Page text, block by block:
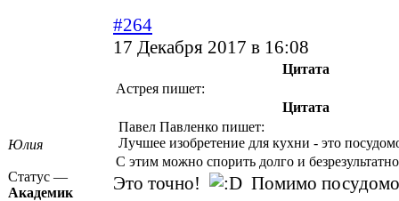
Юлия
Статус —
Академик
#264
17 Декабря 2017 в 16:08
Цитата
Астрея пишет:
Цитата
Павел Павленко пишет:
Лучшее изобретение для кухни - это
С этим можно спорить долго и
Это точно!
Помимо